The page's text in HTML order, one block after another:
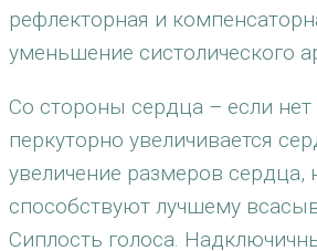
рефлекторная и
уменьшение систолического
Со стороны сердца – если нет
перкуторно увеличивается
увеличение размеров
способствуют лучшему
Сиплость голоса.